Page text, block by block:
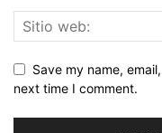
Save my name,
next time I comment.